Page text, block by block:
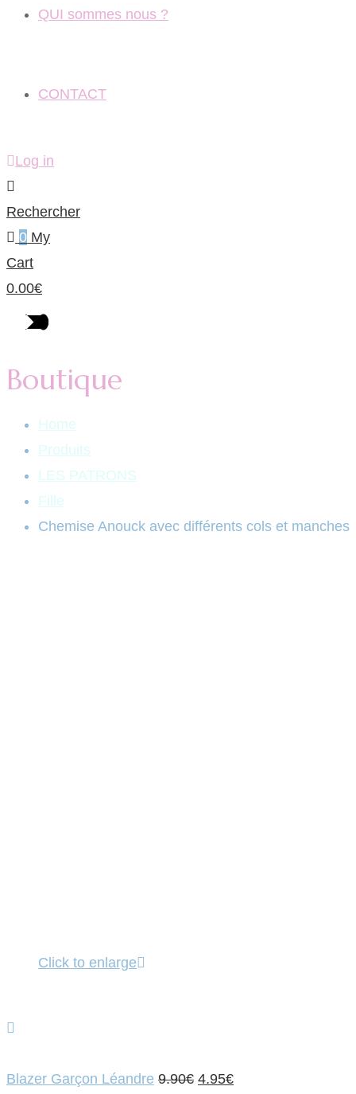
QUI sommes nous ?
CONTACT
Log in
Rechercher
0 My
Cart
0.00€
Boutique
Home
Produits
LES PATRONS
Fille
Chemise Anouck avec différents cols et manches
Click to enlarge
Blazer Garçon Léandre 9.90€ Le
4.95€Le